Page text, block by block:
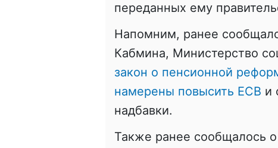
переданных ему
Напомним, ранее
Кабмина, Министерство
закон о пенсионной
намерены повысить ЕСВ и
надбавки.
Также ранее сообщалось